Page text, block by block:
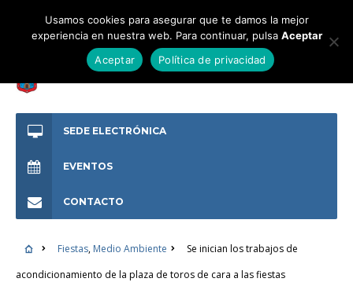
SEDE ELECTRÓNICA
EVENTOS
CONTACTO
Fiestas, Medio Ambiente
Se inician los trabajos de
acondicionamiento de la plaza de toros de cara a las fiestas
Usamos cookies para asegurar que te damos la mejor
experiencia en nuestra web. Para continuar, pulsa Aceptar
Aceptar
Política de privacidad